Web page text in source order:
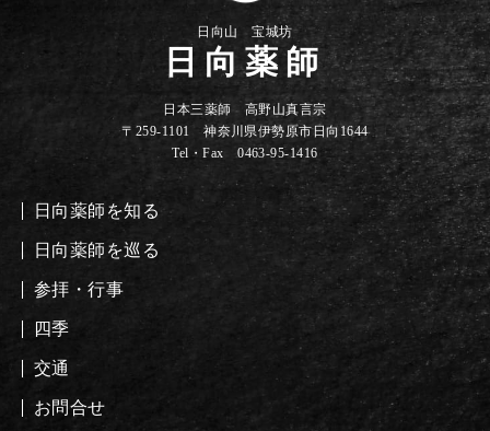
日向山 宝城坊
日向薬師
日本三薬師 高野山真言宗
〒259-1101 神奈川県伊勢原市日向1644
Tel・Fax 0463-95-1416
日向薬師を知る
日向薬師を巡る
参拝・行事
四季
交通
お問合せ